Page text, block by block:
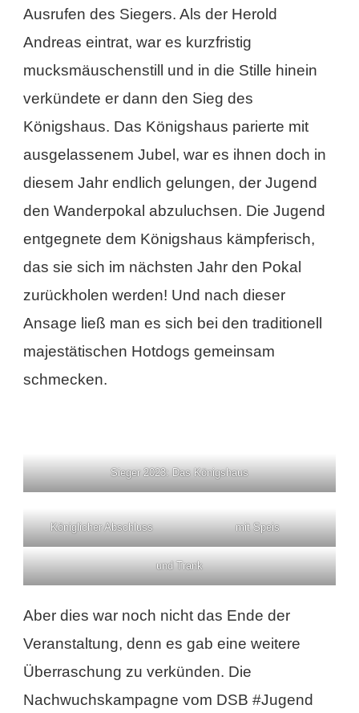
Ausrufen des Siegers. Als der Herold
Andreas eintrat, war es kurzfristig
mucksmäuschenstill und in die Stille hinein
verkündete er dann den Sieg des
Königshaus. Das Königshaus parierte mit
ausgelassenem Jubel, war es ihnen doch in
diesem Jahr endlich gelungen, der Jugend
den Wanderpokal abzuluchsen. Die Jugend
entgegnete dem Königshaus kämpferisch,
das sie sich im nächsten Jahr den Pokal
zurückholen werden! Und nach dieser
Ansage ließ man es sich bei den traditionell
majestätischen Hotdogs gemeinsam
schmecken.
Sieger 2023: Das Königshaus
Königlicher Abschluss mit Speis
und Trank
Aber dies war noch nicht das Ende der
Veranstaltung, denn es gab eine weitere
Überraschung zu verkünden. Die
Nachwuchskampagne vom DSB #Jugend